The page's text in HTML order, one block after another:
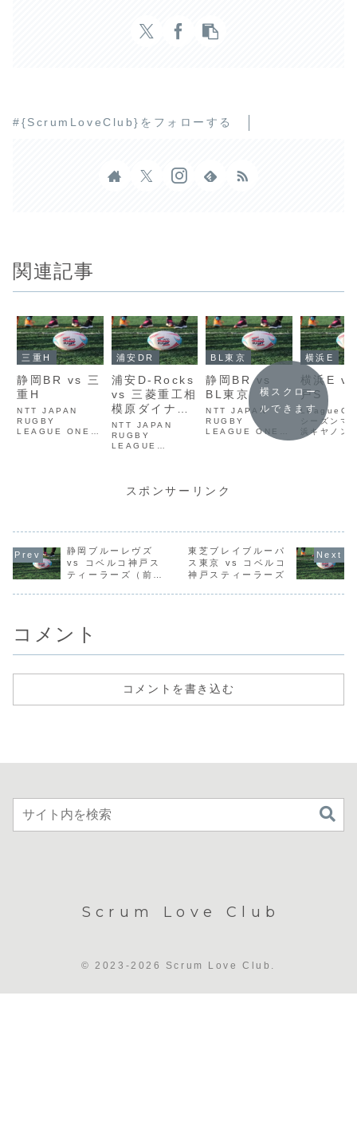
#{ScrumLoveClub}をフォローする
関連記事
三重H
静岡BR vs 三
重H
NTT JAPAN
RUGBY
LEAGUE ONE
浦安DR
浦安D-Rocks
vs 三菱重工相
模原ダイナボ
アーズ
NTT JAPAN
RUGBY
LEAGUE
工相模原ダイナボ
アーズ
BL東京
静岡BR vs
BL東京
NTT JAPAN
RUGBY
LEAGUE ONE
2023-24 D1 第
横浜E
横浜E
戸S
シーズンマ
浜キヤノン
横スクロー
ルできます
スポンサーリンク
静岡ブルーレヴズ
vs コベルコ神戸ス
ティーラーズ（前
東芝ブレイブルーパ
ス東京 vs コベルコ
神戸スティーラーズ
コメント
コメントを書き込む
Scrum Love Club
© 2023-2026 Scrum Love Club.